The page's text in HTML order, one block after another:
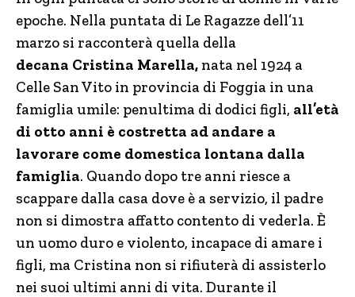
epoche. Nella puntata di Le Ragazze dell’11
marzo si racconterà quella della
decana Cristina Marella, nata nel 1924 a
Celle San Vito in provincia di Foggia in una
famiglia umile: penultima di dodici figli, all’età
di otto anni è costretta ad andare a
lavorare come domestica lontana dalla
famiglia. Quando dopo tre anni riesce a
scappare dalla casa dove è a servizio, il padre
non si dimostra affatto contento di vederla. È
un uomo duro e violento, incapace di amare i
figli, ma Cristina non si rifiuterà di assisterlo
nei suoi ultimi anni di vita. Durante il